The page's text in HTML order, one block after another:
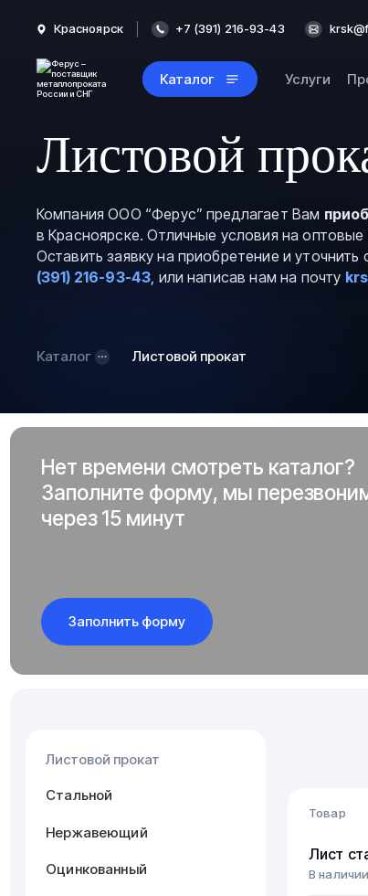
Красноярск +7 (391) 216-93-43
Каталог Услуги
Листовой
Компания ООО “Ферус” предлагает Вам
в Красноярске. Отличные условия на
Оставить заявку на приобретение и
(391) 216-93-43, или написав нам на почту
Каталог Листовой прокат
Нет времени смотреть каталог?
Заполните форму, мы
через 15 минут
Заполнить форму
Листовой прокат
Стальной
Нержавеющий
Оцинкованный
Товар
Лист
В наличии